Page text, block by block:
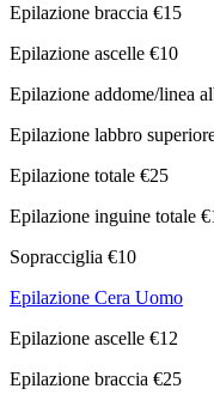
Epilazione braccia €15
Epilazione ascelle €10
Epilazione addome/linea
Epilazione labbro
Epilazione totale €25
Epilazione inguine totale
Sopracciglia €10
Epilazione Cera Uomo
Epilazione ascelle €12
Epilazione braccia €25